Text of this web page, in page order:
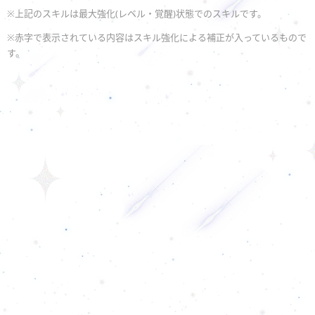
※上記のスキルは最大強化(レベル・覚醒)状態でのスキルです。
※赤字で表示されている内容はスキル強化による補正が入っているもので
す。